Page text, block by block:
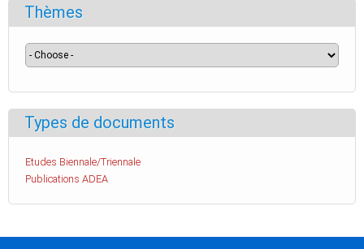
Thèmes
Types de documents
Etudes Biennale/Triennale
Publications ADEA